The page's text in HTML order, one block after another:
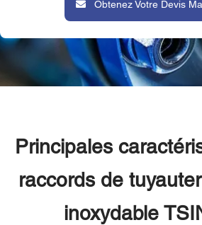
Obtenez Votre Devis
Principales
raccords de
inoxydable